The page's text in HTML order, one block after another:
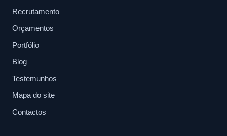
Recrutamento
Orçamentos
Portfólio
Blog
Testemunhos
Mapa do site
Contactos